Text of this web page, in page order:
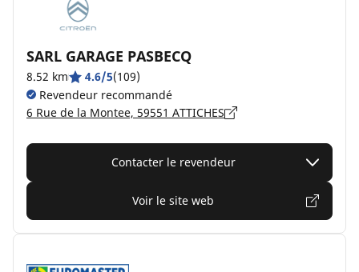
SARL GARAGE PASBECQ
8.52 km 4.6/5(109)
Revendeur recommandé
6 Rue de la Montee, 59551 ATTICHES
Contacter le revendeur
Voir le site web